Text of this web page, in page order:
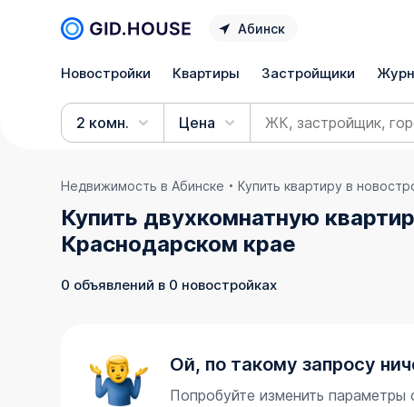
Абинск
Новостройки Квартиры Застройщики
2 комн. Цена
Недвижимость в Абинске Купить квартиру в
Купить двухкомнатную
Краснодарском крае
0 объявлений в 0 новостройках
Ой, по такому запросу
Попробуйте изменить параметры